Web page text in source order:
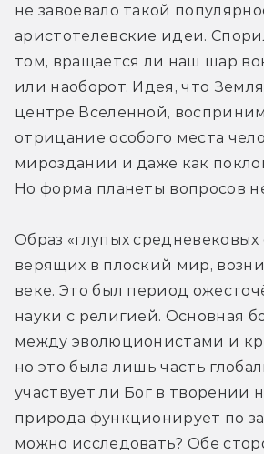
не завоевало такой
аристотелевские идеи.
том, вращается ли наш шар
или наоборот. Идея, что
центре Вселенной,
отрицание особого места
мироздании и даже как
Но форма планеты вопросов
Образ «глупых средневековых
верящих в плоский мир,
веке. Это был период
науки с религией. Основная
между эволюционистами и
но это была лишь часть
участвует ли Бог в творении
природа функционирует по
можно исследовать? Обе